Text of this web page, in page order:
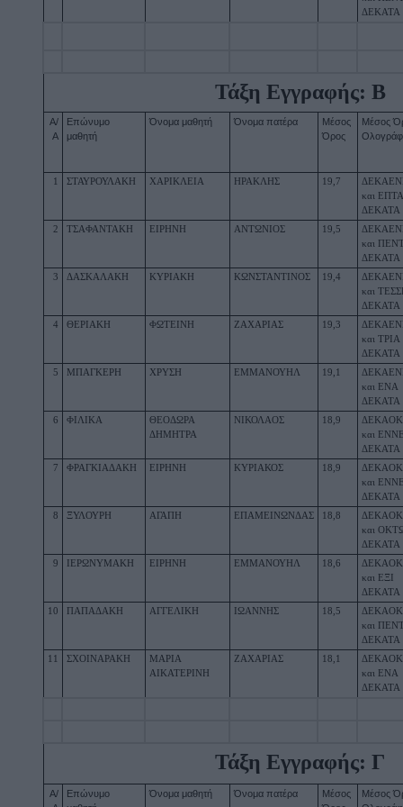
ΔΕΚΑΤΑ
Τάξη Εγγραφής: Β
Α/
Α
Επώνυμο
μαθητή
Όνομα μαθητή Όνομα πατέρα
Μέσος
Όρος
Μέσος
1 ΣΤΑΥΡΟΥΛΑΚΗ ΧΑΡΙΚΛΕΙΑ ΗΡΑΚΛΗΣ 19,7
και ΕΠΤΑ
ΔΕΚΑΤΑ
2
ΤΣΑΦΑΝΤΑΚΗ ΕΙΡΗΝΗ ΑΝΤΩΝΙΟΣ 19,5
και
ΔΕΚΑΤΑ
3
ΔΑΣΚΑΛΑΚΗ ΚΥΡΙΑΚΗ ΚΩΝΣΤΑΝΤΙΝΟΣ 19,4
και
ΔΕΚΑΤΑ
4
ΘΕΡΙΑΚΗ ΦΩΤΕΙΝΗ ΖΑΧΑΡΙΑΣ 19,3
και ΤΡΙΑ
ΔΕΚΑΤΑ
5
ΜΠΑΓΚΕΡΗ ΧΡΥΣΗ ΕΜΜΑΝΟΥΗΛ 19,1
και ΕΝΑ
ΔΕΚΑΤΑ
6
ΦΙΛΙΚΑ
ΘΕΟΔΩΡΑ
ΔΗΜΗΤΡΑ
ΝΙΚΟΛΑΟΣ 18,9
και
ΔΕΚΑΤΑ
7
ΦΡΑΓΚΙΑΔΑΚΗ ΕΙΡΗΝΗ ΚΥΡΙΑΚΟΣ 18,9
και
ΔΕΚΑΤΑ
8
ΞΥΛΟΥΡΗ ΑΓΑΠΗ ΕΠΑΜΕΙΝΩΝΔΑΣ 18,8
και
ΔΕΚΑΤΑ
9
ΙΕΡΩΝΥΜΑΚΗ ΕΙΡΗΝΗ ΕΜΜΑΝΟΥΗΛ 18,6
και ΕΞΙ
ΔΕΚΑΤΑ
10
ΠΑΠΑΔΑΚΗ ΑΓΓΕΛΙΚΗ ΙΩΑΝΝΗΣ 18,5
και
ΔΕΚΑΤΑ
11
ΣΧΟΙΝΑΡΑΚΗ
ΜΑΡΙΑ
ΑΙΚΑΤΕΡΙΝΗ
ΖΑΧΑΡΙΑΣ 18,1
και ΕΝΑ
ΔΕΚΑΤΑ
Τάξη Εγγραφής: Γ
Α/
Επώνυμο
Όνομα μαθητή Όνομα πατέρα
Μέσος
Μέσος